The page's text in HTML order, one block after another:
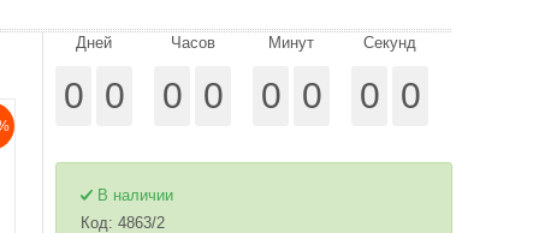
Дней
0 0
Часов
0 0
Минут
0 0
Секунд
0 0
В наличии
Код: 4863/2